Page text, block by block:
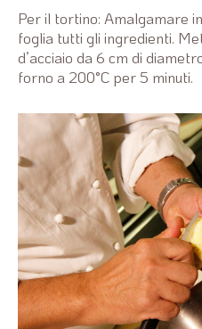
Per il tortino: Amalgamare
foglia tutti gli ingredienti.
d’acciaio da 6 cm di
forno a 200°C per 5 minuti.